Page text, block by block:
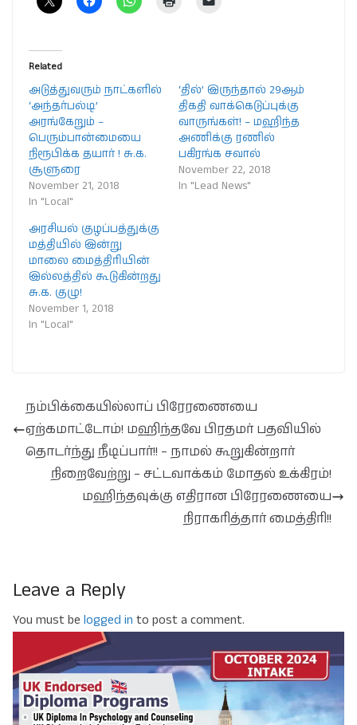
Related
அடுத்துவரும் நாட்களில்
‘அந்தர்பல்டி’
அரங்கேறும் –
பெரும்பான்மையை
நிரூபிக்க தயார் ! சு.க.
சூளுரை
November 21, 2018
In "Local"
‘தில்’ இருந்தால் 29ஆம்
திகதி வாக்கெடுப்புக்கு
வாருங்கள்! – மஹிந்த
அணிக்கு ரணில்
பகிரங்க சவால்
November 22, 2018
In "Lead News"
அரசியல் குழப்பத்துக்கு
மத்தியில் இன்று
மாலை மைத்திரியின்
இல்லத்தில் கூடுகின்றது
சு.க. குழு!
November 1, 2018
In "Local"
நம்பிக்கையில்லாப் பிரேரணையை
ஏற்கமாட்டோம்! மஹிந்தவே பிரதமர் பதவியில்
தொடர்ந்து நீடிப்பார்!! – நாமல் கூறுகின்றார்
நிறைவேற்று – சட்டவாக்கம் மோதல் உக்கிரம்!
மஹிந்தவுக்கு எதிரான பிரேரணையை
நிராகரித்தார் மைத்திரி!!
Leave a Reply
You must be logged in to post a comment.